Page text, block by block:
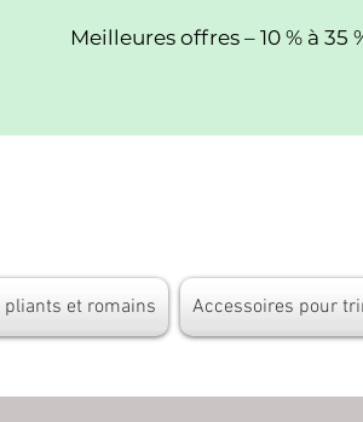
Meilleures offres – 10 % à 35
et romains Accessoires pour